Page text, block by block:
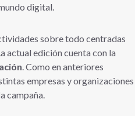
digital.
sobre todo centradas
actual edición cuenta con la
. Como en anteriores
empresas y organizaciones
campaña.